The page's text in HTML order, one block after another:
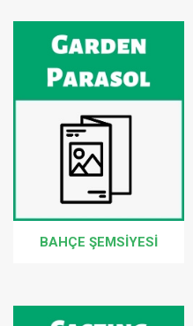
BAHÇE ŞEMSIYESI